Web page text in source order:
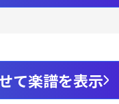
て楽譜を表示